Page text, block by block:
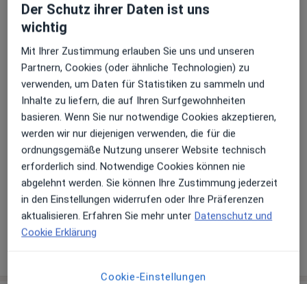
Zu Google Maps
Verfügbarkeit
Dr. med. Eck Günther bietet an diesem Standort
über Jameda keine Online-Terminbuchung an
Zahlungsmodalitäten (private Besuche)
Akzeptierte Versicherungen
Details
Telefonnummer
0711 2...Telefonnummer anzeigen
Der Schutz ihrer Daten ist uns
wichtig
Mit Ihrer Zustimmung erlauben Sie uns und unseren
Partnern, Cookies (oder ähnliche Technologien) zu
verwenden, um Daten für Statistiken zu sammeln und
Inhalte zu liefern, die auf Ihren Surfgewohnheiten
basieren. Wenn Sie nur notwendige Cookies akzeptieren,
werden wir nur diejenigen verwenden, die für die
ordnungsgemäße Nutzung unserer Website technisch
erforderlich sind. Notwendige Cookies können nie
abgelehnt werden. Sie können Ihre Zustimmung jederzeit
in den Einstellungen widerrufen oder Ihre Präferenzen
aktualisieren. Erfahren Sie mehr unter Datenschutz und
Cookie Erklärung
Cookie-Einstellungen